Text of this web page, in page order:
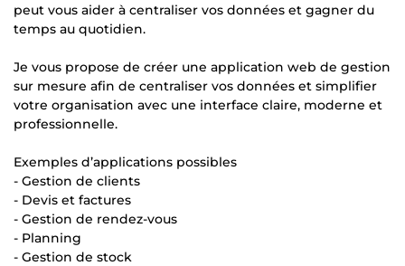
peut vous aider à centraliser vos données et gagner du
temps au quotidien.
Je vous propose de créer une application web de gestion
sur mesure afin de centraliser vos données et simplifier
votre organisation avec une interface claire, moderne et
professionnelle.
Exemples d’applications possibles
- Gestion de clients
- Devis et factures
- Gestion de rendez-vous
- Planning
- Gestion de stock